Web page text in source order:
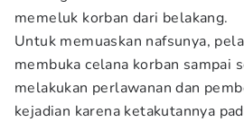
memeluk korban dari belakang.
Untuk memuaskan nafsunya,
membuka celana korban sampai
melakukan perlawanan dan
kejadian karena ketakutannya